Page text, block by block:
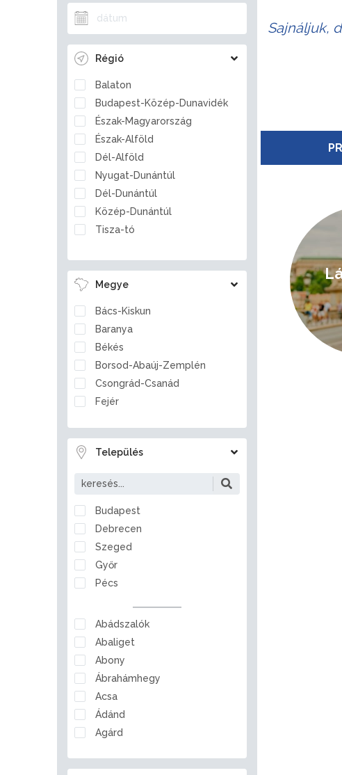
Régió
Balaton
Budapest-Közép-Dunavidék
Észak-Magyarország
Észak-Alföld
Dél-Alföld
Nyugat-Dunántúl
Dél-Dunántúl
Közép-Dunántúl
Tisza-tó
Megye
Bács-Kiskun
Baranya
Békés
Borsod-Abaúj-Zemplén
Csongrád-Csanád
Fejér
Hajdú-Bihar
Heves
Nógrád
Pest
Somogy
Szabolcs-Szatmár-Bereg
Tolna
Veszprém
Zala
Település
Budapest
Debrecen
Szeged
Győr
Pécs
Abádszalók
Abaliget
Abony
Ábrahámhegy
Acsa
Ádánd
Agárd
Aggtelek
Sajnáljuk,